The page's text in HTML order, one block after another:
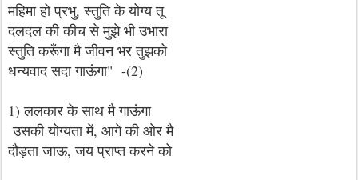
महिमा हो प्रभु, स्तुति के योग्य तू
दलदल की कीच से मुझे भी उभारा
स्तुति करूँगा मै जीवन भर तुझको
धन्यवाद सदा गाऊंगा" -(2)
1) ललकार के साथ मै गाऊंगा
उसकी योग्यता में, आगे की ओर मै
दौड़ता जाऊ, जय प्राप्त करने को